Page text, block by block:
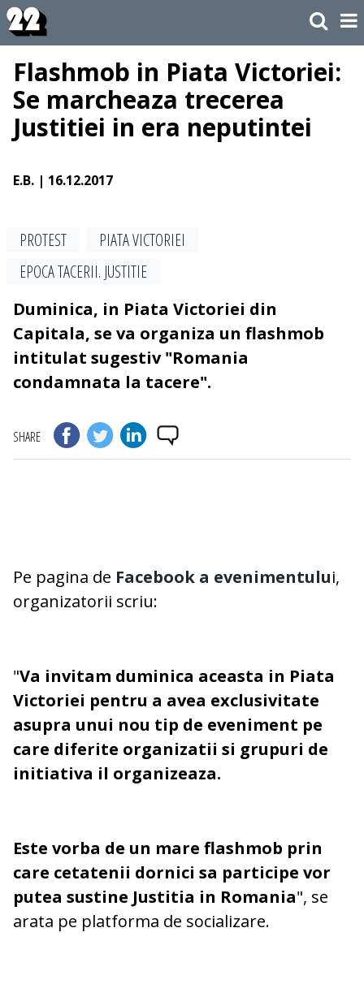
Flashmob in Piata Victoriei:
Se marcheaza trecerea
Justitiei in era neputintei
E.B. | 16.12.2017
PROTEST
PIATA VICTORIEI
EPOCA TACERII. JUSTITIE
Duminica, in Piata Victoriei din
Capitala, se va organiza un flashmob
intitulat sugestiv "Romania
condamnata la tacere".
SHARE
Pe pagina de Facebook a evenimentului,
organizatorii scriu:
"Va invitam duminica aceasta in Piata
Victoriei pentru a avea exclusivitate
asupra unui nou tip de eveniment pe
care diferite organizatii si grupuri de
initiativa il organizeaza.
Este vorba de un mare flashmob prin
care cetatenii dornici sa participe vor
putea sustine Justitia in Romania", se
arata pe platforma de socializare.